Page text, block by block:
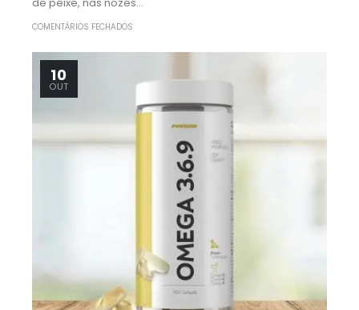
COMENTÁRIOS FECHADOS
10
OUT